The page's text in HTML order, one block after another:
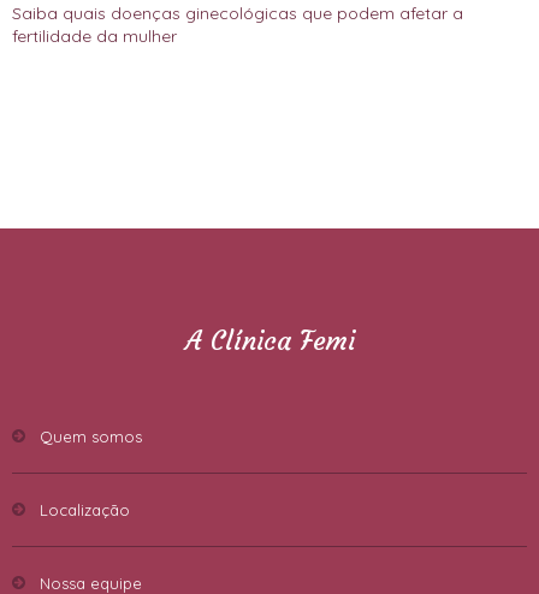
Saiba quais doenças ginecológicas que podem afetar a
fertilidade da mulher
A Clínica Femi
Quem somos
Localização
Nossa equipe